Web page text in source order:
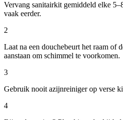
Vervang sanitairkit gemiddeld elke
vaak eerder.
2
Laat na een douchebeurt het raam of
aanstaan om schimmel te voorkomen.
3
Gebruik nooit azijnreiniger op verse
4